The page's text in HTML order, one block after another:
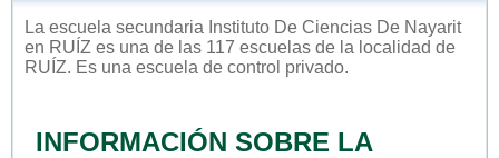
La escuela secundaria Instituto De Ciencias De Nayarit
en RUÍZ es una de las 117 escuelas de la localidad de
RUÍZ. Es una escuela de control privado.
INFORMACIÓN SOBRE LA